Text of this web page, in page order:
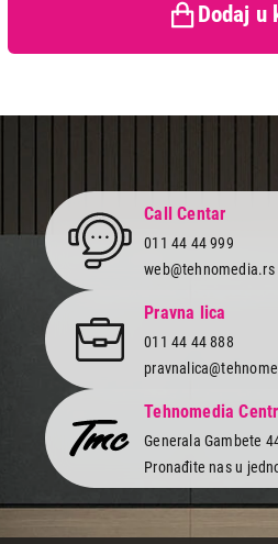
Dodaj u
Završi kupovinu
Call Centar
011 44 44 999
web@tehnomedia.rs
Pravna lica
011 44 44 888
Tehnomedia
Generala Gambete
Pronađite nas u